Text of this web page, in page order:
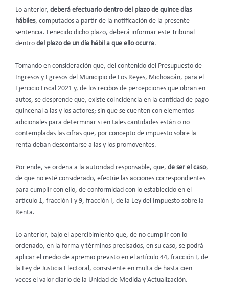
Lo anterior, deberá efectuarlo dentro del plazo de quince días
hábiles, computados a partir de la notificación de la presente
sentencia. Fenecido dicho plazo, deberá informar este Tribunal
dentro del plazo de un día hábil a que ello ocurra.
Tomando en consideración que, del contenido del Presupuesto de
Ingresos y Egresos del Municipio de Los Reyes, Michoacán, para el
Ejercicio Fiscal 2021 y, de los recibos de percepciones que obran en
autos, se desprende que, existe coincidencia en la cantidad de pago
quincenal a las y los actores; sin que se cuenten con elementos
adicionales para determinar si en tales cantidades están o no
contempladas las cifras que, por concepto de impuesto sobre la
renta deban descontarse a las y los promoventes.
Por ende, se ordena a la autoridad responsable, que, de ser el caso,
de que no esté considerado, efectúe las acciones correspondientes
para cumplir con ello, de conformidad con lo establecido en el
artículo 1, fracción I y 9, fracción I, de la Ley del Impuesto sobre la
Renta.
Lo anterior, bajo el apercibimiento que, de no cumplir con lo
ordenado, en la forma y términos precisados, en su caso, se podrá
aplicar el medio de apremio previsto en el artículo 44, fracción I, de
la Ley de Justicia Electoral, consistente en multa de hasta cien
veces el valor diario de la Unidad de Medida y Actualización.